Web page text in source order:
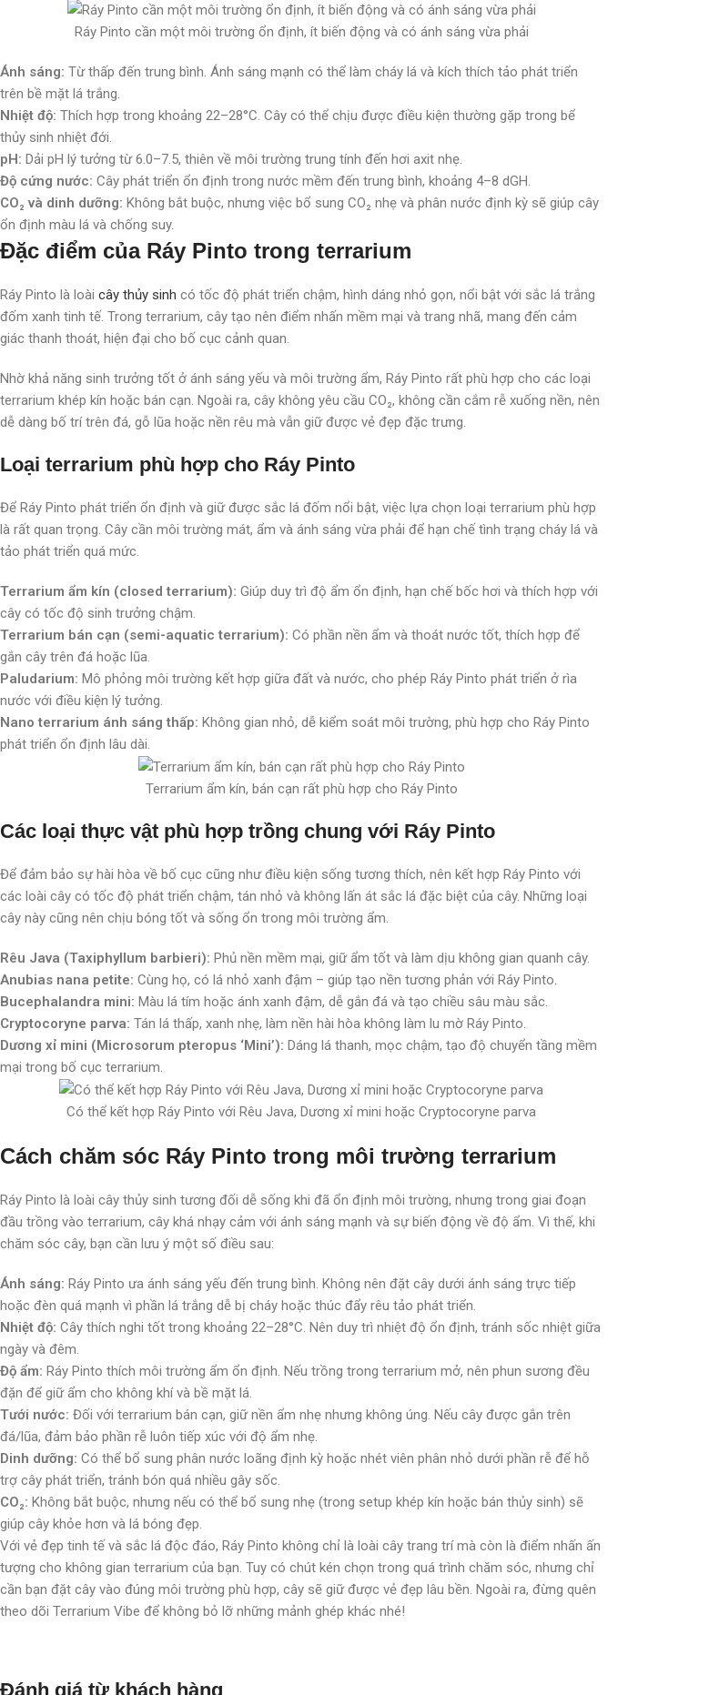
Ráy Pinto cần một môi trường ổn định, ít biến động và có ánh sáng vừa phải
Ánh sáng: Từ thấp đến trung bình. Ánh sáng mạnh có thể làm cháy lá và kích thích tảo phát triển
trên bề mặt lá trắng.
Nhiệt độ: Thích hợp trong khoảng 22–28°C. Cây có thể chịu được điều kiện thường gặp trong bể
thủy sinh nhiệt đới.
pH: Dải pH lý tưởng từ 6.0–7.5, thiên về môi trường trung tính đến hơi axit nhẹ.
Độ cứng nước: Cây phát triển ổn định trong nước mềm đến trung bình, khoảng 4–8 dGH.
CO₂ và dinh dưỡng: Không bắt buộc, nhưng việc bổ sung CO₂ nhẹ và phân nước định kỳ sẽ giúp cây
ổn định màu lá và chống suy.
Đặc điểm của Ráy Pinto trong terrarium
Ráy Pinto là loài cây thủy sinh có tốc độ phát triển chậm, hình dáng nhỏ gọn, nổi bật với sắc lá trắng
đốm xanh tinh tế. Trong terrarium, cây tạo nên điểm nhấn mềm mại và trang nhã, mang đến cảm
giác thanh thoát, hiện đại cho bố cục cảnh quan.
Nhờ khả năng sinh trưởng tốt ở ánh sáng yếu và môi trường ẩm, Ráy Pinto rất phù hợp cho các loại
terrarium khép kín hoặc bán cạn. Ngoài ra, cây không yêu cầu CO₂, không cần cắm rễ xuống nền, nên
dễ dàng bố trí trên đá, gỗ lũa hoặc nền rêu mà vẫn giữ được vẻ đẹp đặc trưng.
Loại terrarium phù hợp cho Ráy Pinto
Để Ráy Pinto phát triển ổn định và giữ được sắc lá đốm nổi bật, việc lựa chọn loại terrarium phù hợp
là rất quan trọng. Cây cần môi trường mát, ẩm và ánh sáng vừa phải để hạn chế tình trạng cháy lá và
tảo phát triển quá mức.
Terrarium ẩm kín (closed terrarium): Giúp duy trì độ ẩm ổn định, hạn chế bốc hơi và thích hợp với
cây có tốc độ sinh trưởng chậm.
Terrarium bán cạn (semi-aquatic terrarium): Có phần nền ẩm và thoát nước tốt, thích hợp để
gắn cây trên đá hoặc lũa.
Paludarium: Mô phỏng môi trường kết hợp giữa đất và nước, cho phép Ráy Pinto phát triển ở rìa
nước với điều kiện lý tưởng.
Nano terrarium ánh sáng thấp: Không gian nhỏ, dễ kiểm soát môi trường, phù hợp cho Ráy Pinto
phát triển ổn định lâu dài.
Terrarium ẩm kín, bán cạn rất phù hợp cho Ráy Pinto
Các loại thực vật phù hợp trồng chung với Ráy Pinto
Để đảm bảo sự hài hòa về bố cục cũng như điều kiện sống tương thích, nên kết hợp Ráy Pinto với
các loài cây có tốc độ phát triển chậm, tán nhỏ và không lấn át sắc lá đặc biệt của cây. Những loại
cây này cũng nên chịu bóng tốt và sống ổn trong môi trường ẩm.
Rêu Java (Taxiphyllum barbieri): Phủ nền mềm mại, giữ ẩm tốt và làm dịu không gian quanh cây.
Anubias nana petite: Cùng họ, có lá nhỏ xanh đậm – giúp tạo nền tương phản với Ráy Pinto.
Bucephalandra mini: Màu lá tím hoặc ánh xanh đậm, dễ gắn đá và tạo chiều sâu màu sắc.
Cryptocoryne parva: Tán lá thấp, xanh nhẹ, làm nền hài hòa không làm lu mờ Ráy Pinto.
Dương xỉ mini (Microsorum pteropus ‘Mini’): Dáng lá thanh, mọc chậm, tạo độ chuyển tầng mềm
mại trong bố cục terrarium.
Có thể kết hợp Ráy Pinto với Rêu Java, Dương xỉ mini hoặc Cryptocoryne parva
Cách chăm sóc Ráy Pinto trong môi trường terrarium
Ráy Pinto là loài cây thủy sinh tương đối dễ sống khi đã ổn định môi trường, nhưng trong giai đoạn
đầu trồng vào terrarium, cây khá nhạy cảm với ánh sáng mạnh và sự biến động về độ ẩm. Vì thế, khi
chăm sóc cây, bạn cần lưu ý một số điều sau:
Ánh sáng: Ráy Pinto ưa ánh sáng yếu đến trung bình. Không nên đặt cây dưới ánh sáng trực tiếp
hoặc đèn quá mạnh vì phần lá trắng dễ bị cháy hoặc thúc đẩy rêu tảo phát triển.
Nhiệt độ: Cây thích nghi tốt trong khoảng 22–28°C. Nên duy trì nhiệt độ ổn định, tránh sốc nhiệt giữa
ngày và đêm.
Độ ẩm: Ráy Pinto thích môi trường ẩm ổn định. Nếu trồng trong terrarium mở, nên phun sương đều
đặn để giữ ẩm cho không khí và bề mặt lá.
Tưới nước: Đối với terrarium bán cạn, giữ nền ẩm nhẹ nhưng không úng. Nếu cây được gắn trên
đá/lũa, đảm bảo phần rễ luôn tiếp xúc với độ ẩm nhẹ.
Dinh dưỡng: Có thể bổ sung phân nước loãng định kỳ hoặc nhét viên phân nhỏ dưới phần rễ để hỗ
trợ cây phát triển, tránh bón quá nhiều gây sốc.
CO₂: Không bắt buộc, nhưng nếu có thể bổ sung nhẹ (trong setup khép kín hoặc bán thủy sinh) sẽ
giúp cây khỏe hơn và lá bóng đẹp.
Với vẻ đẹp tinh tế và sắc lá độc đáo, Ráy Pinto không chỉ là loài cây trang trí mà còn là điểm nhấn ấn
tượng cho không gian terrarium của bạn. Tuy có chút kén chọn trong quá trình chăm sóc, nhưng chỉ
cần bạn đặt cây vào đúng môi trường phù hợp, cây sẽ giữ được vẻ đẹp lâu bền. Ngoài ra, đừng quên
theo dõi Terrarium Vibe để không bỏ lỡ những mảnh ghép khác nhé!
Đánh giá từ khách hàng